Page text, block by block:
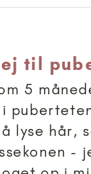
til
5
lyse hår,
-